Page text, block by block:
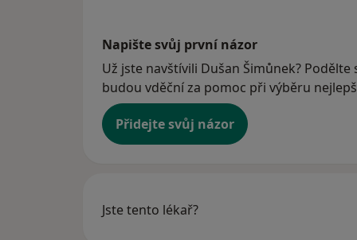
Napište svůj první názor
Už jste navštívili Dušan Šimůnek?
budou vděční za pomoc při výběru
Přidejte svůj názor
Jste tento lékař?